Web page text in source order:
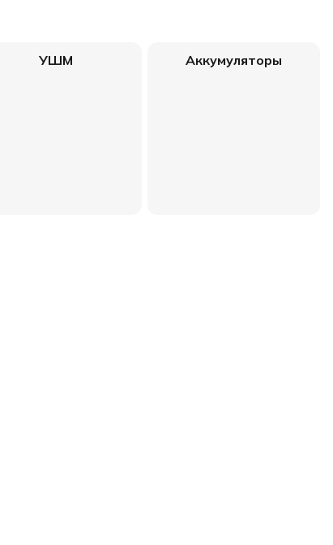
УШМ Аккумуляторы